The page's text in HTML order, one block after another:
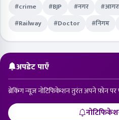
#crime
#BJP #नगर
#Railway
#Doctor #निगम
अपडेट पाएँ
ब्रेकिंग न्यूज़ नोटिफिकेशन तुरंत अपने फ़ोन पर